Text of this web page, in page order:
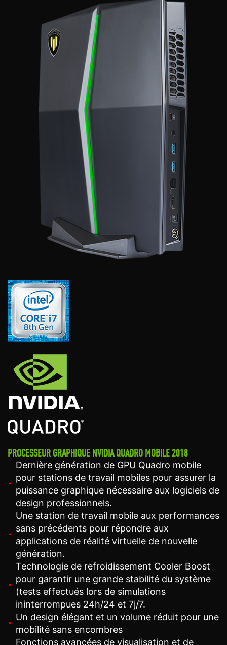
PROCESSEUR GRAPHIQUE NVIDIA QUADRO MOBILE 2018
Dernière génération de GPU Quadro mobile
pour stations de travail mobiles pour assurer la
puissance graphique nécessaire aux logiciels de
design professionnels.
Une station de travail mobile aux performances
sans précédents pour répondre aux
applications de réalité virtuelle de nouvelle
génération.
Technologie de refroidissement Cooler Boost
pour garantir une grande stabilité du système
(tests effectués lors de simulations
ininterrompues 24h/24 et 7j/7.
Un design élégant et un volume réduit pour une
mobilité sans encombres
Fonctions avancées de visualisation et de